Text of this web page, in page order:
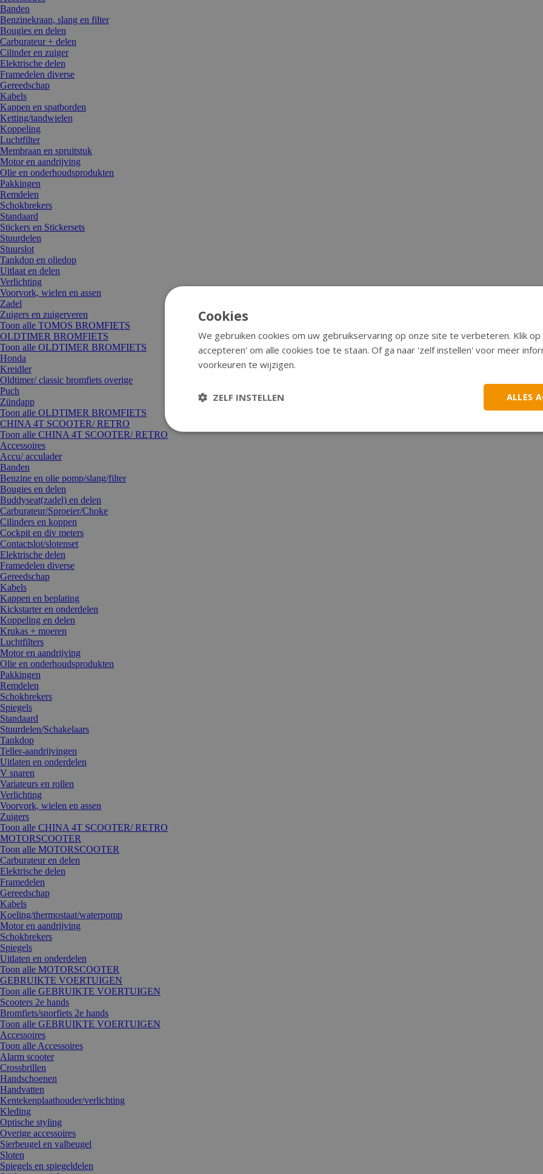
Banden
Benzinekraan, slang en filter
Bougies en delen
Carburateur + delen
Cilinder en zuiger
Elektrische delen
Framedelen diverse
Gereedschap
Kabels
Kappen en spatborden
Ketting/tandwielen
Koppeling
Luchtfilter
Membraan en spruitstuk
Motor en aandrijving
Olie en onderhoudsprodukten
Pakkingen
Remdelen
Schokbrekers
Standaard
Stickers en Stickersets
Stuurdelen
Stuurslot
Tankdop en oliedop
Uitlaat en delen
Verlichting
Voorvork, wielen en assen
Zadel
Zuigers en zuigerveren
Toon alle TOMOS BROMFIETS
OLDTIMER BROMFIETS
Toon alle OLDTIMER BROMFIETS
Honda
Kreidler
Oldtimer/ classic bromfiets overige
Puch
Zündapp
Toon alle OLDTIMER BROMFIETS
CHINA 4T SCOOTER/ RETRO
Toon alle CHINA 4T SCOOTER/ RETRO
Accessoires
Accu/ acculader
Banden
Benzine en olie pomp/slang/filter
Bougies en delen
Buddyseat(zadel) en delen
Carburateur/Sproeier/Choke
Cilinders en koppen
Cockpit en div meters
Contactslot/slotenset
Elektrische delen
Framedelen diverse
Gereedschap
Kabels
Kappen en beplating
Kickstarter en onderdelen
Koppeling en delen
Krukas + moeren
Luchtfilters
Motor en aandrijving
Olie en onderhoudsprodukten
Pakkingen
Remdelen
Schokbrekers
Spiegels
Standaard
Stuurdelen/Schakelaars
Tankdop
Teller-aandrijvingen
Uitlaten en onderdelen
V snaren
Variateurs en rollen
Verlichting
Voorvork, wielen en assen
Zuigers
Toon alle CHINA 4T SCOOTER/ RETRO
MOTORSCOOTER
Toon alle MOTORSCOOTER
Carburateur en delen
Elektrische delen
Framedelen
Gereedschap
Kabels
Koeling/thermostaat/waterpomp
Motor en aandrijving
Schokbrekers
Spiegels
Uitlaten en onderdelen
Toon alle MOTORSCOOTER
GEBRUIKTE VOERTUIGEN
Toon alle GEBRUIKTE VOERTUIGEN
Scooters 2e hands
Bromfiets/snorfiets 2e hands
Toon alle GEBRUIKTE VOERTUIGEN
Accessoires
Toon alle Accessoires
Alarm scooter
Crossbrillen
Handschoenen
Handvatten
Kentekenplaathouder/verlichting
Kleding
Optische styling
Overige accessoires
Sierbeugel en valbeugel
Sloten
Spiegels en spiegeldelen
Cookies
We gebruiken cookies om uw gebruikservaring op onze site te verbeteren. Klik op
accepteren' om alle cookies toe te staan. Of ga naar 'zelf instellen' voor meer
voorkeuren te wijzigen.
ALLES
ZELF INSTELLEN